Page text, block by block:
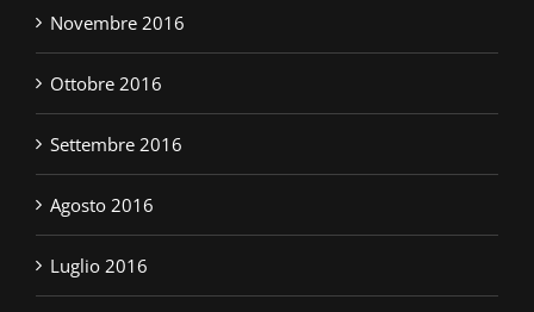
Novembre 2016
Ottobre 2016
Settembre 2016
Agosto 2016
Luglio 2016